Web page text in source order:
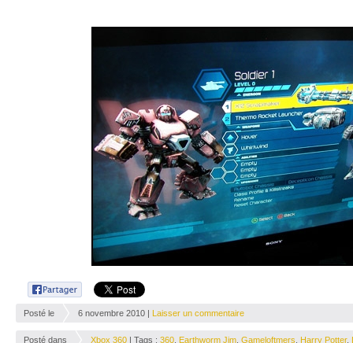
Posté le 6 novembre 2010 | Laisser un commentaire
Posté dans Xbox 360 | Tags : 360 Earthworm Jim Gameloftmers Harry Potter,